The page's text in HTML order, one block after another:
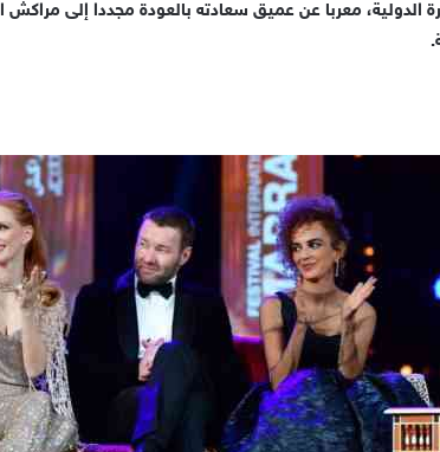
الدولية، معربا عن عميق سعادته بالعودة مجددا إلى مراكش